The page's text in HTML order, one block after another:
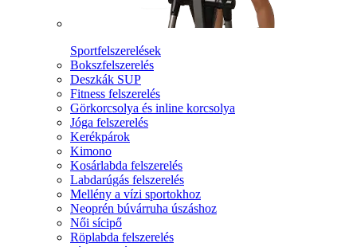
Sportfelszerelések
Bokszfelszerelés
Deszkák SUP
Fitness felszerelés
Görkorcsolya és inline korcsolya
Jóga felszerelés
Kerékpárok
Kimono
Kosárlabda felszerelés
Labdarúgás felszerelés
Mellény a vízi sportokhoz
Neoprén búvárruha úszáshoz
Női sícipő
Röplabda felszerelés